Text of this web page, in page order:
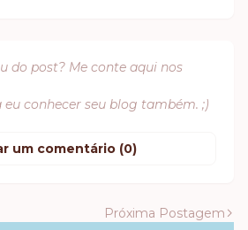
do post? Me conte aqui nos
eu conhecer seu blog também. ;)
um comentário (0)
Próxima Postagem